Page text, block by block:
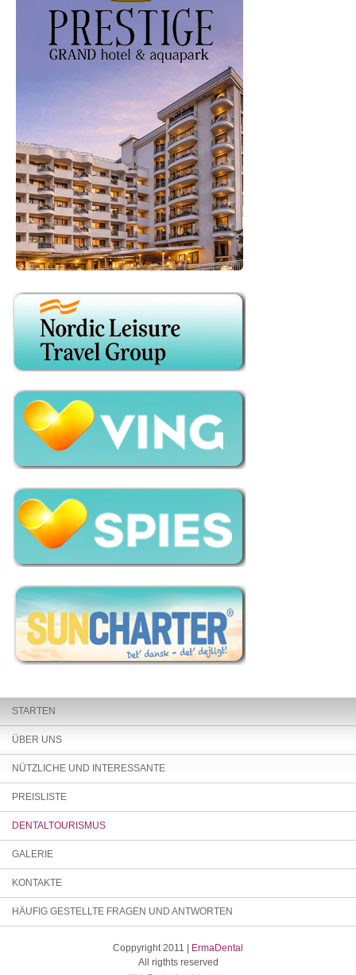
STARTEN
ÜBER UNS
NÜTZLICHE UND INTERESSANTE
PREISLISTE
DENTALTOURISMUS
GALERIE
KONTAKTE
HÄUFIG GESTELLTE FRAGEN UND ANTWORTEN
Coppyright 2011 |
ErmaDental
All rigthts reserved